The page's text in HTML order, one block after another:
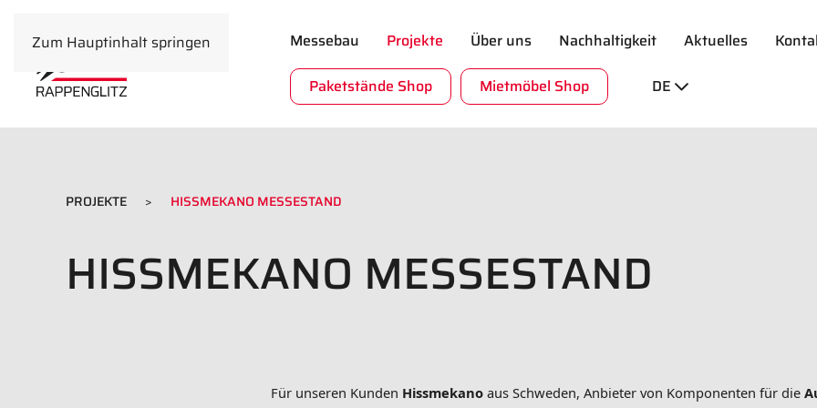
Zum Hauptinhalt springen Messebau Projekte Über uns Nachhaltigkeit Aktuelles
Paketstände Shop
Mietmöbel Shop DE
PROJEKTE HISSMEKANO MESSESTAND
HISSMEKANO MESSESTAND
Für unseren Kunden Hissmekano aus Schweden, Anbieter von Komponenten für die